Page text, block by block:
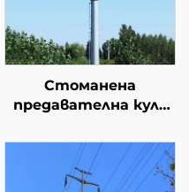
Стоманена
предавателна кула
стоманена кула
електрически и
електронни арестор